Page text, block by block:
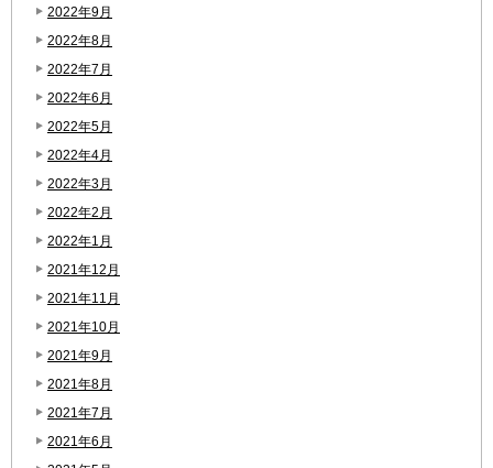
2022年9月
2022年8月
2022年7月
2022年6月
2022年5月
2022年4月
2022年3月
2022年2月
2022年1月
2021年12月
2021年11月
2021年10月
2021年9月
2021年8月
2021年7月
2021年6月